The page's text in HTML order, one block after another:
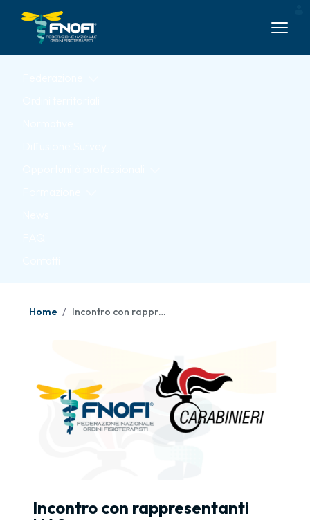
Skip to Main Content
Home Incontro con rappresentanti NAS
Incontro con rappresentanti